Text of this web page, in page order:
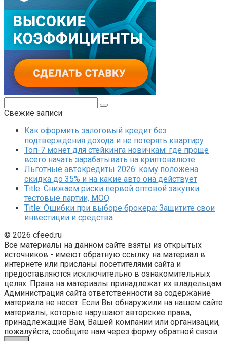
Свежие записи
Как оформить залоговый кредит без
подтверждения дохода и не потерять квартиру
Топ-7 монет для стейкинга новичкам: где проще
всего начать зарабатывать на криптовалюте
Льготные автокредиты 2026: кому положена
скидка до 35% и на какие авто она действует
Title: Снижаем риски первой оптовой закупки:
тестовые партии, MOQ
Title: Ошибки при выборе брокера: Защитите свои
инвестиции и средства
© 2026 cfeed.ru
Все материалы на данном сайте взяты из открытых
источников - имеют обратную ссылку на материал в
интернете или присланы посетителями сайта и
предоставляются исключительно в ознакомительных
целях. Права на материалы принадлежат их владельцам.
Администрация сайта ответственности за содержание
материала не несет. Если Вы обнаружили на нашем сайте
материалы, которые нарушают авторские права,
принадлежащие Вам, Вашей компании или организации,
пожалуйста, сообщите нам через форму обратной связи.